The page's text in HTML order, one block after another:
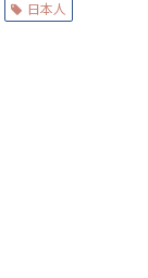
日本人